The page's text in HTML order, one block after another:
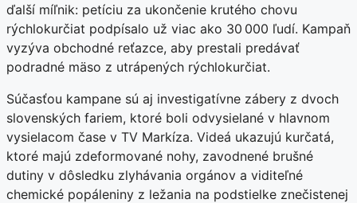
ďalší míľnik: petíciu za ukončenie krutého chovu
rýchlokurčiat podpísalo už viac ako 30 000 ľudí. Kampaň
vyzýva obchodné reťazce, aby prestali predávať
podradné mäso z utrápených rýchlokurčiat.
Súčasťou kampane sú aj investigatívne zábery z dvoch
slovenských fariem, ktoré boli odvysielané v hlavnom
vysielacom čase v TV Markíza. Videá ukazujú kurčatá,
ktoré majú zdeformované nohy, zavodnené brušné
dutiny v dôsledku zlyhávania orgánov a viditeľné
chemické popáleniny z ležania na podstielke znečistenej